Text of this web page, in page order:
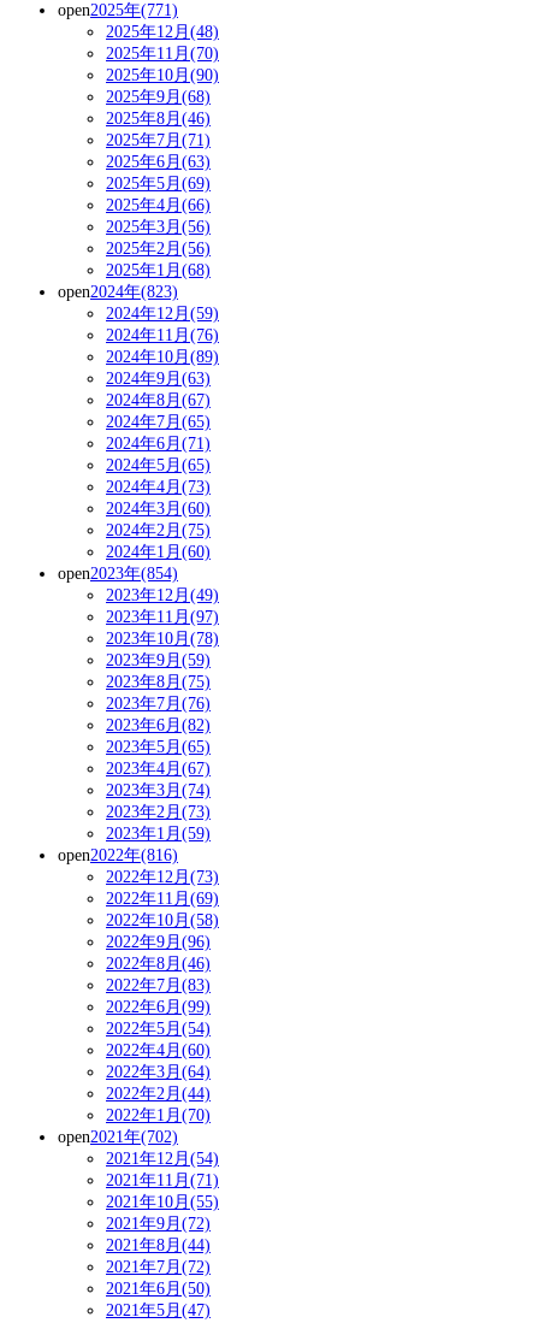
open2025年(771)
2025年12月(48)
2025年11月(70)
2025年10月(90)
2025年9月(68)
2025年8月(46)
2025年7月(71)
2025年6月(63)
2025年5月(69)
2025年4月(66)
2025年3月(56)
2025年2月(56)
2025年1月(68)
open2024年(823)
2024年12月(59)
2024年11月(76)
2024年10月(89)
2024年9月(63)
2024年8月(67)
2024年7月(65)
2024年6月(71)
2024年5月(65)
2024年4月(73)
2024年3月(60)
2024年2月(75)
2024年1月(60)
open2023年(854)
2023年12月(49)
2023年11月(97)
2023年10月(78)
2023年9月(59)
2023年8月(75)
2023年7月(76)
2023年6月(82)
2023年5月(65)
2023年4月(67)
2023年3月(74)
2023年2月(73)
2023年1月(59)
open2022年(816)
2022年12月(73)
2022年11月(69)
2022年10月(58)
2022年9月(96)
2022年8月(46)
2022年7月(83)
2022年6月(99)
2022年5月(54)
2022年4月(60)
2022年3月(64)
2022年2月(44)
2022年1月(70)
open2021年(702)
2021年12月(54)
2021年11月(71)
2021年10月(55)
2021年9月(72)
2021年8月(44)
2021年7月(72)
2021年6月(50)
2021年5月(47)